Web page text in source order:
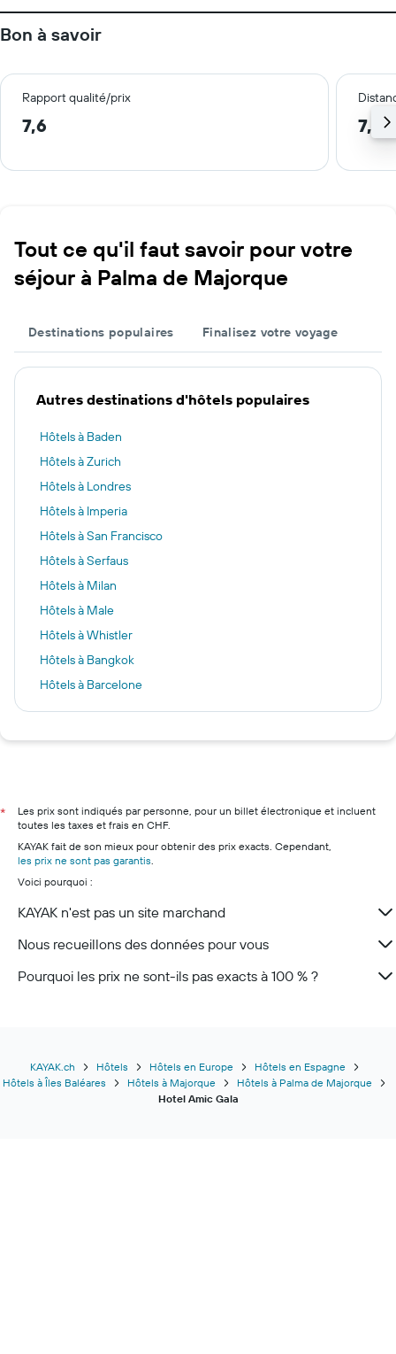
Bon à savoir
Rapport qualité/prix
7,6 7,0
Tout ce qu'il faut savoir pour votre
séjour à Palma de Majorque
Destinations populaires Finalisez votre voyage
Autres destinations d'hôtels populaires
Hôtels à Baden
Hôtels à Zurich
Hôtels à Londres
Hôtels à Imperia
Hôtels à San Francisco
Hôtels à Serfaus
Hôtels à Milan
Hôtels à Male
Hôtels à Whistler
Hôtels à Bangkok
Hôtels à Barcelone
Hôtels à Marbella
Hôtels à Lucerne
Hôtels à Lugano
Hôtels à Zermatt
Hôtels à Andermatt
Hôtels à Genève
*
Les prix sont indiqués par personne, pour un billet électronique et incluent
toutes les taxes et frais en CHF.
KAYAK fait de son mieux pour obtenir des prix exacts. Cependant,
les prix ne sont pas garantis.
Voici pourquoi :
KAYAK n'est pas un site marchand
Nous recueillons des données pour vous
Pourquoi les prix ne sont-ils pas exacts à 100 % ?
KAYAK.ch Hôtels Hôtels en Europe
Hôtels en Espagne
Hôtels à Îles Baléares
Hôtels à Majorque
Hôtels à Palma de Majorque
Hotel Amic Gala